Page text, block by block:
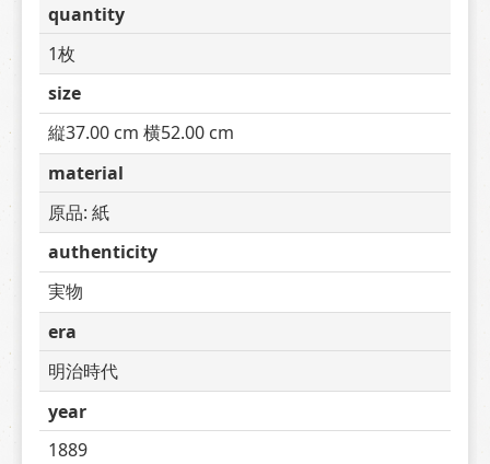
quantity
1枚
size
縦37.00 cm 横52.00 cm
material
原品: 紙
authenticity
実物
era
明治時代
year
1889